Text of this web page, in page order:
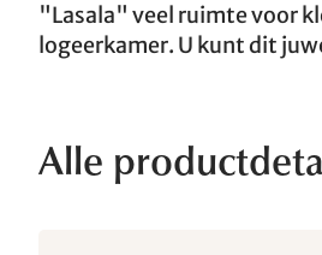
"Lasala" veel ruimte voor
logeerkamer. U kunt dit
Alle